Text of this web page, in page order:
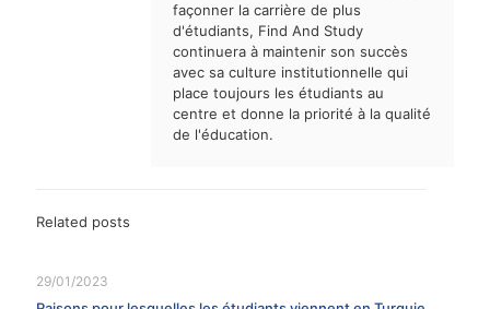
façonner la carrière de plus
d'étudiants, Find And Study
continuera à maintenir son succès
avec sa culture institutionnelle qui
place toujours les étudiants au
centre et donne la priorité à la qualité
de l'éducation.
Related posts
29/01/2023